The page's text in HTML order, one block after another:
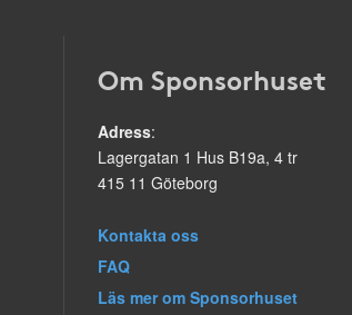
Om Sponsorhuset
Adress:
Lagergatan 1 Hus B19a, 4 tr
415 11 Göteborg
Kontakta oss
FAQ
Läs mer om Sponsorhuset